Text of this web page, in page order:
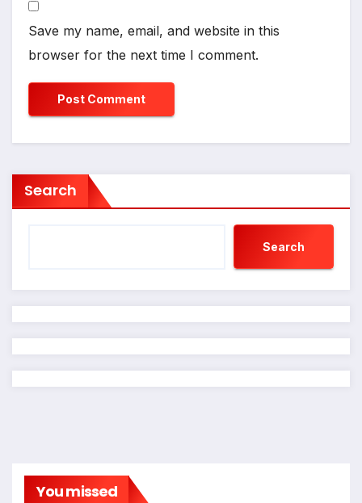
Save my name, email, and website in this
browser for the next time I comment.
Search
Search
You missed